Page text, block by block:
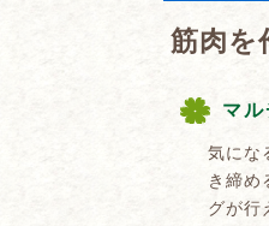
筋肉を
マ
気にな
き締め
グが行